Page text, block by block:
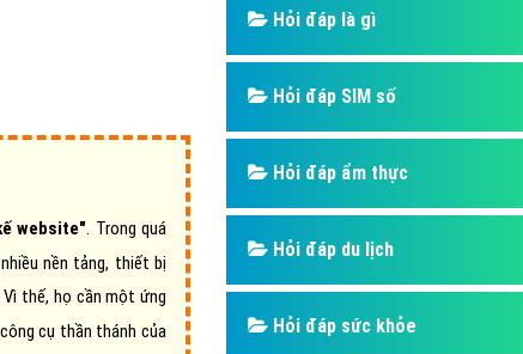
Hỏi đáp quảng cáo TVC
Hỏi đáp quảng cáo mobile
Hỏi đáp quảng cáo Online
Hỏi đáp quảng cáo Skype
Hỏi đáp Domain & Hosting
website". Trong quá
nền tảng, thiết bị
thế, họ cần một ứng
cụ thần thánh của
Hỏi đáp là gì
Hỏi đáp SIM số
Hỏi đáp ẩm thực
Hỏi đáp du lịch
Hỏi đáp sức khỏe